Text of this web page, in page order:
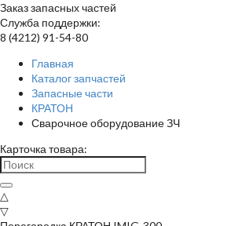
Заказ запасных частей
Служба поддержки:
8 (4212) 91-54-80
Главная
Каталог запчастей
Запасные части
КРАТОН
Сварочное оборудование ЗЧ
Карточка товара:
△
▽